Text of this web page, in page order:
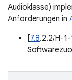
Audioklasse)
Anforderungen in
[7.8.2.2/H-